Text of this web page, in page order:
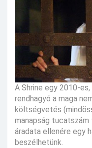
A Shrine egy 2010-
rendhagyó a maga
költségvetés
manapság
áradata ellenére egy
beszélhetünk.